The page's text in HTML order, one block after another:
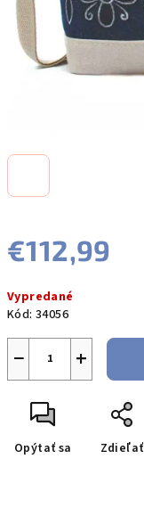
€112,99
cena:
Vypredané
Kód: 34056
+
−
Opýtať sa Zdieľať